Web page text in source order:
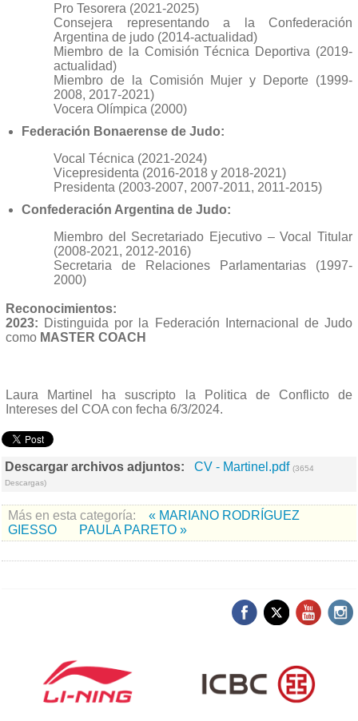
Pro Tesorera (2021-2025)
Consejera representando a la Confederación
Argentina de judo (2014-actualidad)
Miembro de la Comisión Técnica Deportiva (2019-
actualidad)
Miembro de la Comisión Mujer y Deporte (1999-
2008, 2017-2021)
Vocera Olímpica (2000)
Federación Bonaerense de Judo:
Vocal Técnica (2021-2024)
Vicepresidenta (2016-2018 y 2018-2021)
Presidenta (2003-2007, 2007-2011, 2011-2015)
Confederación Argentina de Judo:
Miembro del Secretariado Ejecutivo – Vocal Titular
(2008-2021, 2012-2016)
Secretaria de Relaciones Parlamentarias (1997-
2000)
Reconocimientos:
2023: Distinguida por la Federación Internacional de Judo
como MASTER COACH
Laura Martinel ha suscripto la Politica de Conflicto de
Intereses del COA con fecha 6/3/2024.
Descargar archivos adjuntos: CV - Martinel.pdf (3654
Descargas)
Más en esta categoría:
« MARIANO RODRÍGUEZ
GIESSO
PAULA PARETO »